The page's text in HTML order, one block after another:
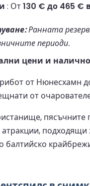
: От130 € до 465 €
Ранната
периоди.
цени и
от Нюнесхамн
от
пясъчните
подходящи